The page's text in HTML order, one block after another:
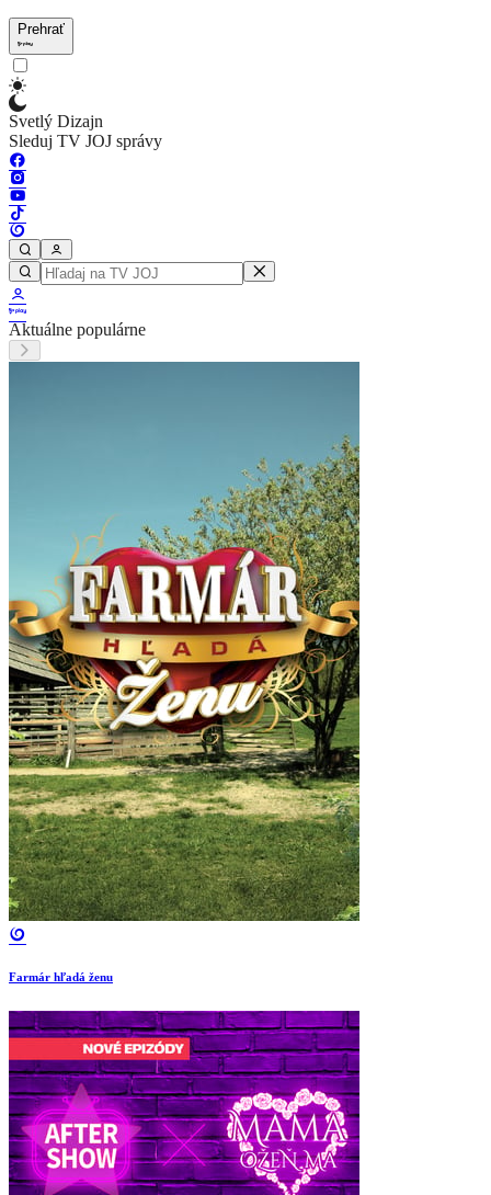
Prehrať
Svetlý Dizajn
Sleduj TV JOJ správy
Aktuálne populárne
Farmár hľadá ženu